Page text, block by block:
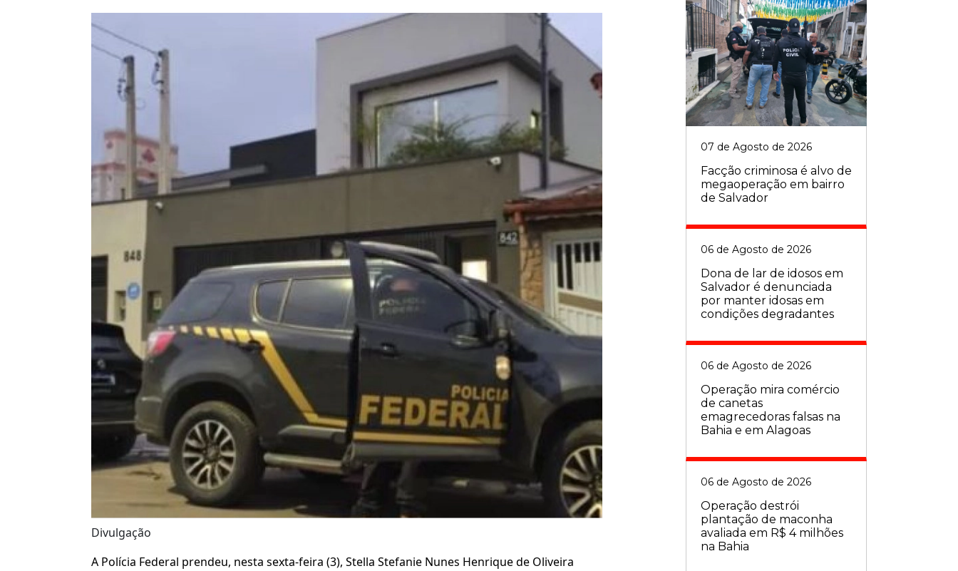
Divulgação
A Polícia Federal prendeu, nesta sexta-feira (3), Stella Stefanie Nunes Henrique de Oliveira
07 de Agosto de 2026
Facção criminosa é alvo de
megaoperação em bairro
de Salvador
06 de Agosto de 2026
Dona de lar de idosos em
Salvador é denunciada
por manter idosas em
condições degradantes
06 de Agosto de 2026
Operação mira comércio
de canetas
emagrecedoras falsas na
Bahia e em Alagoas
06 de Agosto de 2026
Operação destrói
plantação de maconha
avaliada em R$ 4 milhões
na Bahia